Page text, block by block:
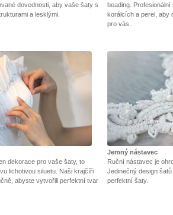
dovednosti, aby vaše šaty s
a lesklými.
beading.
korálcích a perel, aby
pro vás.
dekorace pro vaše šaty, to
lichotivou siluetu. Naši krajčíři
abyste vytvořili perfektní tvar
Jemný nástavec
Ruční nástavec je
Jedinečný design
perfektní šaty.